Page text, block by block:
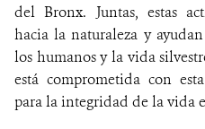
del Bronx. Juntas, estas
hacia la naturaleza y
los humanos y la vida
está comprometida con
para la integridad de la vida